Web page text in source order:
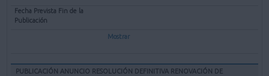
Mostrar
PUBLICACIÓN ANUNCIO RESOLUCIÓN DEFINITIVA RENOVACIÓN DE